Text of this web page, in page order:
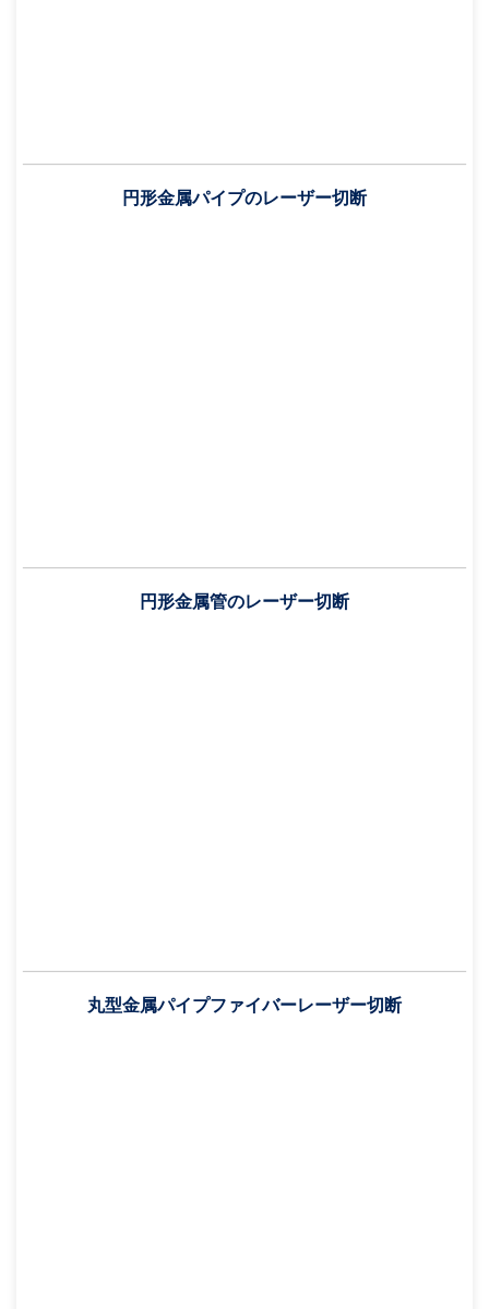
円形金属パイプのレーザー切断
円形金属管のレーザー切断
丸型金属パイプファイバーレーザー切断